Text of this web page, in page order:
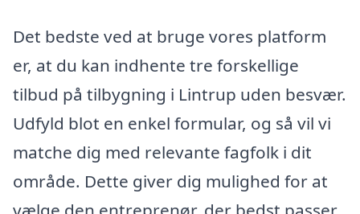
Det bedste ved at bruge vores platform
er, at du kan indhente tre forskellige
tilbud på tilbygning i Lintrup uden besvær.
Udfyld blot en enkel formular, og så vil vi
matche dig med relevante fagfolk i dit
område. Dette giver dig mulighed for at